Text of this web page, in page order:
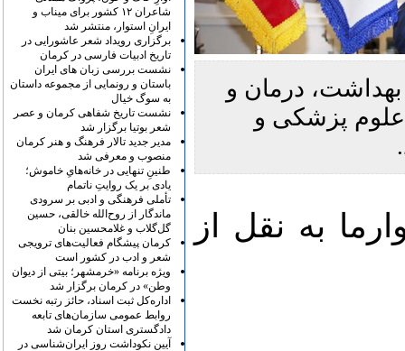
درمان و
پزشکی و
به نقل از
شاعران ۱۲ کشور برای میناب و
ایرانِ استوار، منتشر شد
برگزاری رویداد شعر عاشورایی در
تاریخ ادبیات فارسی در کرمان
نشست بررسی زبان های ایران
باستان و رونمایی از مجموعه داستان
به سوگ خیال
نشست تاریخ شفاهی کرمان و عصر
شعر بوتیا برگزار شد
مدیر جدید تالار فرهنگ و هنر کرمان
منصوب و معرفی شد
طنینِ تنهایی در خانه‌هایِ خاموش؛
یادی بر یک روایتِ ناتمام
تأملی فرهنگی و ادبی بر سرودی
ماندگار از روح‌الله خالقی، حسین
گل‌گلاب و غلامحسین بنان
کرمان پیشگام فعالیت‌های ترویجی
شعر و ادب در کشور است
ویژه برنامه «خرمشهر؛ بیتی از دیوان
وطن» در کرمان برگزار شد
اداره‌کل ثبت اسناد، حائز رتبه نخست
روابط عمومی سازمان‌های تابعه
دادگستری استان کرمان شد
آیین نکوداشت روز ایران‌شناسی در